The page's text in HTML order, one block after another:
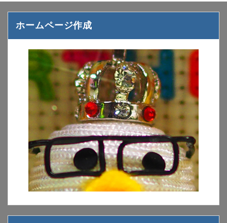
ホームページ作成